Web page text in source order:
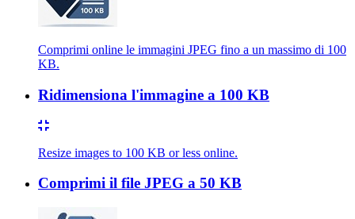
Comprimi online le immagini JPEG fino a un massimo di 100
KB.
Ridimensiona l'immagine a 100 KB
Resize images to 100 KB or less online.
Comprimi il file JPEG a 50 KB